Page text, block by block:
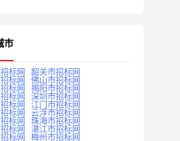
市
标网
韶关市招标网
标网
佛山市招标网
标网
揭阳市招标网
标网
深圳市招标网
标网
江门市招标网
标网
云浮市招标网
标网
珠海市招标网
标网
湛江市招标网
标网
梅州市招标网